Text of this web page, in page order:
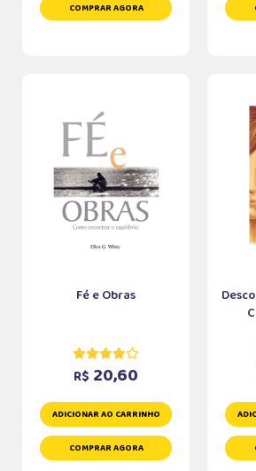
COMPRAR AGORA
Fé e Obras
R$ 20,60
ADICIONAR AO CARRINHO
COMPRAR AGORA